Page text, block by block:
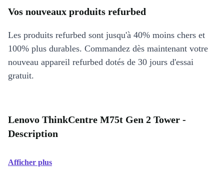
Vos nouveaux produits refurbed
Les produits refurbed sont jusqu'à 40% moins chers et
100% plus durables. Commandez dès maintenant votre
nouveau appareil refurbed dotés de 30 jours d'essai
gratuit.
Lenovo ThinkCentre M75t Gen 2 Tower -
Description
Afficher plus